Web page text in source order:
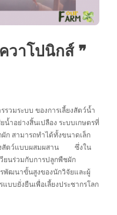
วาโปนิกส์ ❞
วมระบบ ของการเลี้ยงสัตว์น้ำ
ำอย่างสิ้นเปลือง ระบบเกษตรที่
ก สามารถทำได้ทั้งขนาดเล็ก
ยงสัตว์แบบผสมผสาน ซึ่งใน
ยนร่วมกับการปลูกพืชผัก
พัฒนาขั้นสูงของนักวิจัยและผู้
บบยั่งยืนเพื่อเลี้ยงประชากรโลก